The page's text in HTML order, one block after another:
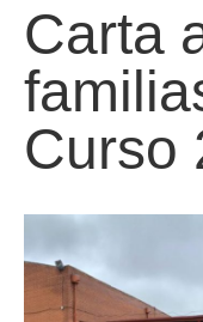
Carta
Curso